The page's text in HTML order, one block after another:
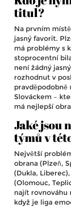
titul?
Na prvním
jasný favorit.
má problémy s
stoprocentní
není žádný
rozhodnut v
pravděpodobně
Slováckem –
má nejlepší
Jaké jsou
týmů v
Největší
obrana (Plzeň,
(Dukla,
(Olomouc,
najít rovnováhu
když je liga